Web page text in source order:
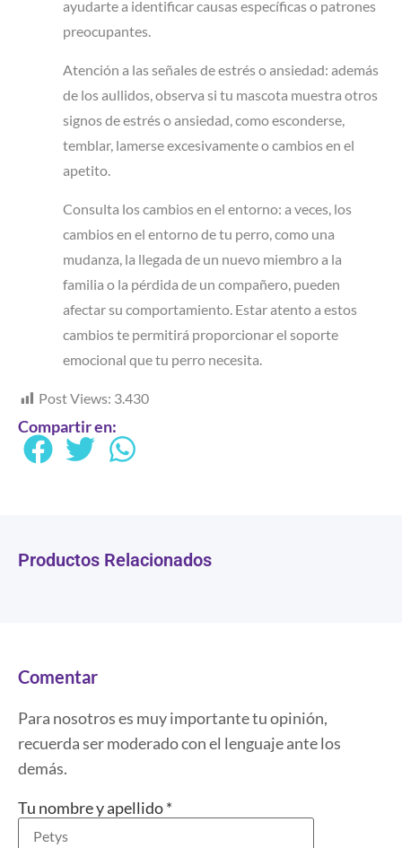
ayudarte a identificar causas específicas o patrones
preocupantes.
Atención a las señales de estrés o ansiedad: además
de los aullidos, observa si tu mascota muestra otros
signos de estrés o ansiedad, como esconderse,
temblar, lamerse excesivamente o cambios en el
apetito.
Consulta los cambios en el entorno: a veces, los
cambios en el entorno de tu perro, como una
mudanza, la llegada de un nuevo miembro a la
familia o la pérdida de un compañero, pueden
afectar su comportamiento. Estar atento a estos
cambios te permitirá proporcionar el soporte
emocional que tu perro necesita.
Post Views: 3.430
Compartir en:
Productos Relacionados
Comentar
Para nosotros es muy importante tu opinión,
recuerda ser moderado con el lenguaje ante los
demás.
Tu nombre y apellido*